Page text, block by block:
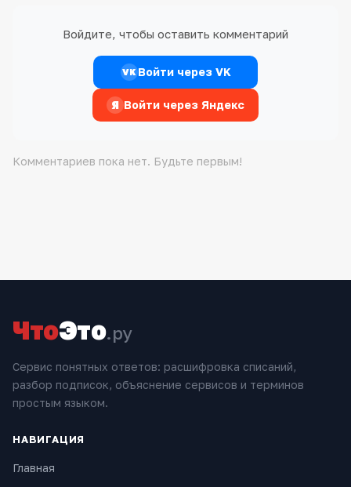
Войдите, чтобы оставить комментарий
VKВойти через VK
Я Войти через Яндекс
Комментариев пока нет. Будьте первым!
ЧтоЭто.ру
Сервис понятных ответов: расшифровка списаний,
разбор подписок, объяснение сервисов и терминов
простым языком.
НАВИГАЦИЯ
Главная